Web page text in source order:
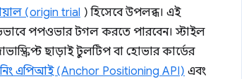
(origin trial ) হিসেবে উপলব্ধ। এই
পপওভার টগল করতে পারবেন। স্টাইল
ছাড়াই টুলটিপ বা হোভার কার্ডের
এপিআই (Anchor Positioning API) এবং